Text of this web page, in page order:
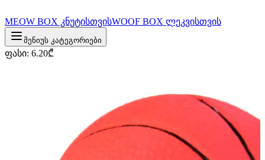
MEOW BOX კნუტისთვისWOOF BOX ლეკვისთვის
მენიუს კატეგორიები
ფასი: 6.20₾